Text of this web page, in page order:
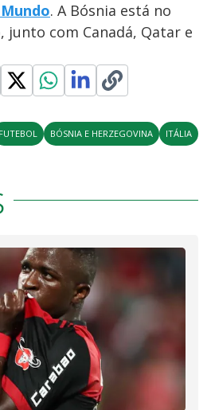
. A Bósnia está no
junto com Canadá, Qatar e
FUTEBOL BÓSNIA E HERZEGOVINA ITÁLIA